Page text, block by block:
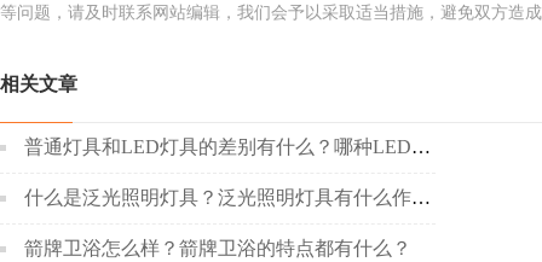
等问题，请及时联系网站编辑，我们会予以采取适当措施，避免双方造
相关文章
普通灯具和LED灯具的差别有什么？哪种LED灯具更好呢？
什么是泛光照明灯具？泛光照明灯具有什么作用？
箭牌卫浴怎么样？箭牌卫浴的特点都有什么？